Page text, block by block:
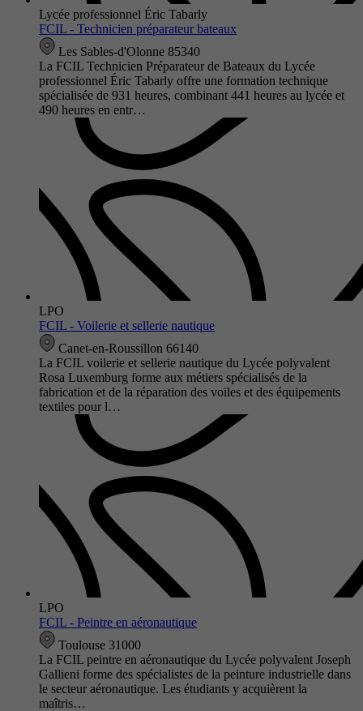
Lycée professionnel Éric Tabarly
FCIL - Technicien préparateur bateaux
Les Sables-d'Olonne 85340
La FCIL Technicien Préparateur de Bateaux du Lycée
professionnel Éric Tabarly offre une formation technique
spécialisée de 931 heures, combinant 441 heures au lycée et
490 heures en entr…
LPO
FCIL - Voilerie et sellerie nautique
Canet-en-Roussillon 66140
La FCIL voilerie et sellerie nautique du Lycée polyvalent
Rosa Luxemburg forme aux métiers spécialisés de la
fabrication et de la réparation des voiles et des équipements
textiles pour l…
LPO
FCIL - Peintre en aéronautique
Toulouse 31000
La FCIL peintre en aéronautique du Lycée polyvalent Joseph
Gallieni forme des spécialistes de la peinture industrielle dans
le secteur aéronautique. Les étudiants y acquièrent la
maîtris…